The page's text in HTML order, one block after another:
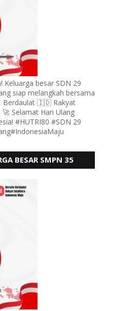
Keluarga besar SDN 29
siap melangkah bersama
Berdaulat 🇮🇩 Rakyat
Selamat Hari Ulang
#HUTRI80 #SDN 29
BESAR SMPN 35